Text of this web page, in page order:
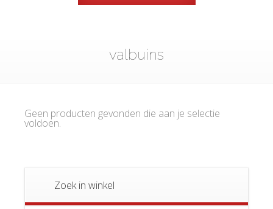
valbuins
Geen producten gevonden die aan je selectie
voldoen.
Zoek in winkel